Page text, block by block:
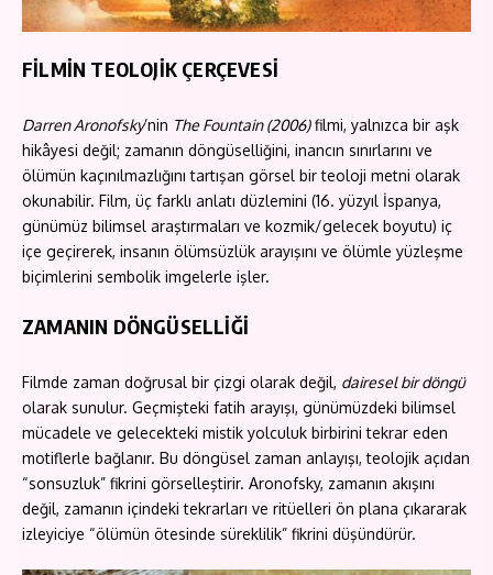
FİLMİN TEOLOJİK ÇERÇEVESİ
Darren Aronofsky’nin The Fountain (2006)filmi, yalnızca bir aşk
hikâyesi değil; zamanın döngüselliğini, inancın sınırlarını ve
ölümün kaçınılmazlığını tartışan görsel bir teoloji metni olarak
okunabilir. Film, üç farklı anlatı düzlemini (16. yüzyıl İspanya,
günümüz bilimsel araştırmaları ve kozmik/gelecek boyutu) iç
içe geçirerek, insanın ölümsüzlük arayışını ve ölümle yüzleşme
biçimlerini sembolik imgelerle işler.
ZAMANIN DÖNGÜSELLİĞİ
Filmde zaman doğrusal bir çizgi olarak değil, dairesel bir döngü
olarak sunulur. Geçmişteki fatih arayışı, günümüzdeki bilimsel
mücadele ve gelecekteki mistik yolculuk birbirini tekrar eden
motiflerle bağlanır. Bu döngüsel zaman anlayışı, teolojik açıdan
“sonsuzluk” fikrini görselleştirir. Aronofsky, zamanın akışını
değil, zamanın içindeki tekrarları ve ritüelleri ön plana çıkararak
izleyiciye “ölümün ötesinde süreklilik” fikrini düşündürür.